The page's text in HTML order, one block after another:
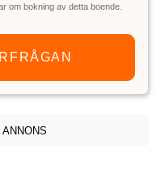
om bokning av detta boende.